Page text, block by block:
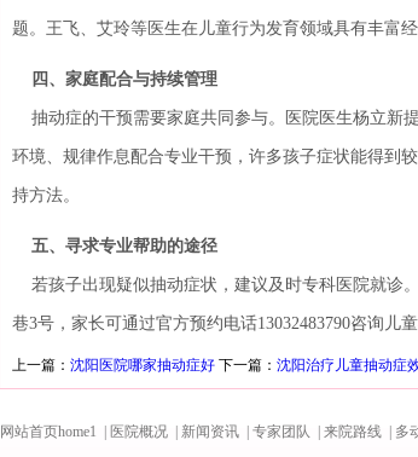
题。王飞、艾玲等医生在儿童行为发育领域具有丰富
四、家庭配合与持续管理
抽动症的干预需要家庭共同参与。医院医生杨立新
环境、规律作息配合专业干预，许多孩子症状能得到
持方法。
五、寻求专业帮助的途径
若孩子出现疑似抽动症状，建议及时专科医院就诊
巷3号，家长可通过官方预约电话13032483790咨询儿
上一篇： 沈阳医院哪家抽动症好 下一篇： 沈阳治疗儿童抽动症
网站首页home1 | 医院概况 | 新闻资讯 | 专家团队 | 来院路线 | 多